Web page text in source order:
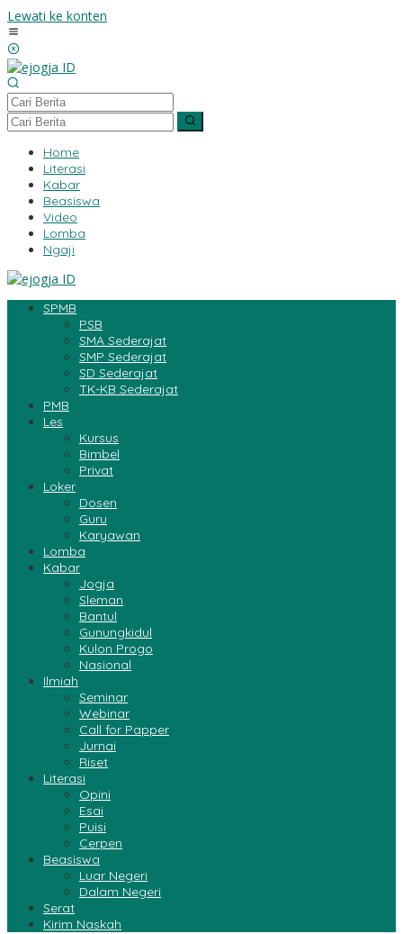
Lewati ke konten
Home
Literasi
Kabar
Beasiswa
Video
Lomba
Ngaji
SPMB
PSB
SMA Sederajat
SMP Sederajat
SD Sederajat
TK-KB Sederajat
PMB
Les
Kursus
Bimbel
Privat
Loker
Dosen
Guru
Karyawan
Lomba
Kabar
Jogja
Sleman
Bantul
Gunungkidul
Kulon Progo
Nasional
Ilmiah
Seminar
Webinar
Call for Papper
Jurnai
Riset
Literasi
Opini
Esai
Puisi
Cerpen
Beasiswa
Luar Negeri
Dalam Negeri
Serat
Kirim Naskah